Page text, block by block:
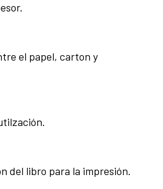
el papel, carton y
del libro para la impresión.